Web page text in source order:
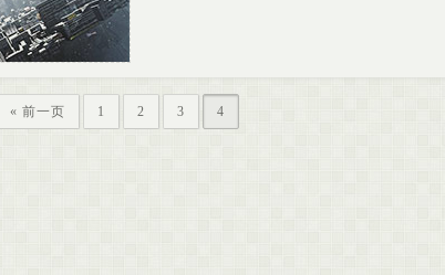
« 前一页 1 2 3 4